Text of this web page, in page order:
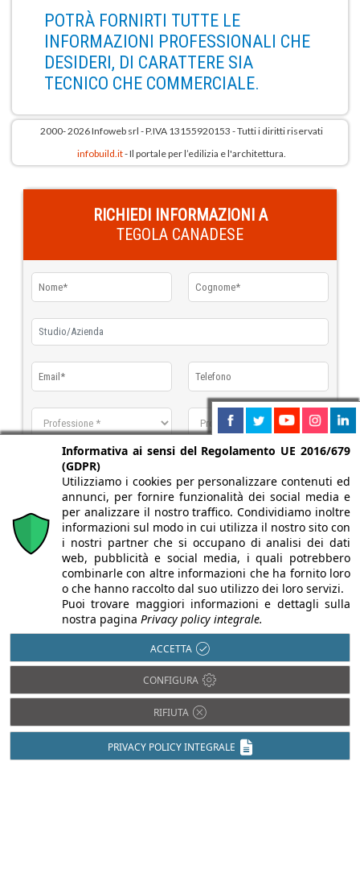
POTRÀ FORNIRTI TUTTE LE
INFORMAZIONI PROFESSIONALI CHE
DESIDERI, DI CARATTERE SIA
TECNICO CHE COMMERCIALE.
2000- 2026 Infoweb srl - P.IVA 13155920153 - Tutti i diritti riservati
infobuild.it- Il portale per l’edilizia e l'architettura.
RICHIEDI INFORMAZIONI A
TEGOLA CANADESE
Catalogo Roof Design
Visita Client Support
dichiaro di aver letto e accettatol'informativa sulla privacy
CODICE DI SICUREZZA
Informativa ai sensi del Regolamento UE 2016/679
(GDPR)
Utilizziamo i cookies per personalizzare contenuti ed
annunci, per fornire funzionalità dei social media e
per analizzare il nostro traffico. Condividiamo inoltre
informazioni sul modo in cui utilizza il nostro sito con
i nostri partner che si occupano di analisi dei dati
web, pubblicità e social media, i quali potrebbero
combinarle con altre informazioni che ha fornito loro
o che hanno raccolto dal suo utilizzo dei loro servizi.
Puoi trovare maggiori informazioni e dettagli sulla
nostra pagina Privacy policy integrale.
ACCETTA
CONFIGURA
RIFIUTA
PRIVACY POLICY INTEGRALE